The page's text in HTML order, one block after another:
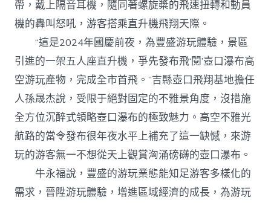
帶，戴上隔音耳機，隨同著螺旋槳的飛速扭轉和動員
機的轟叫怒吼，游客搭乘直升機飛翔天際。
“這是2024年國慶前夜，為豐盛游玩體驗，景區
引進的一架五人座直升機，爭先發布飛‘閱’壺口瀑布高
空游玩產物，完成全市首飛。”吉縣壺口飛翔基地擔任
人孫晟杰說，受限于絕對固定的不雅景角度，沒措施
全方位沉醉式領略壺口瀑布的極致魅力。高空不雅光
航路的當令發布很年夜水平上補充了這一缺憾，來游
玩的游客無一不想從天上觀賞洶涌磅礴的壺口瀑布。
牛永福說，豐盛的游玩業態能知足游客多樣化的
需求，晉陞游玩體驗，增進區域經濟的成長，為游玩